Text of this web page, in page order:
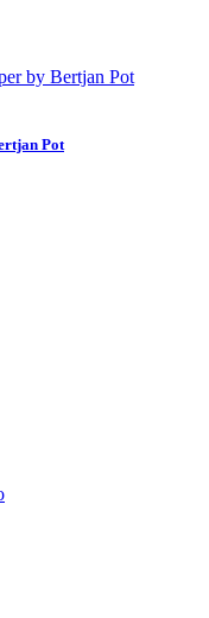
Pot